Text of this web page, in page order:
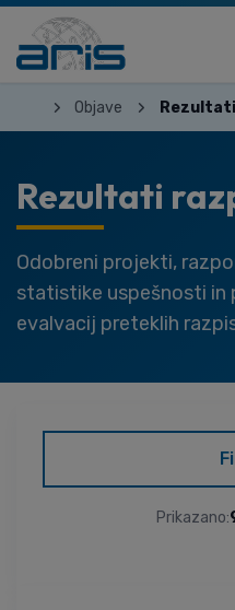
Objave
Rezultati
Odobreni projekti,
statistike uspešnosti in
evalvacij preteklih
Prikazano: